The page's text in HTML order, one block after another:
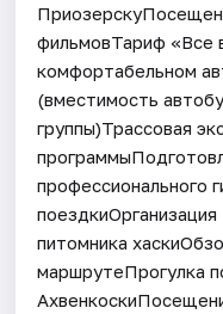
фильмовТариф «Все
комфортабельном
(вместимость
группы)Трассовая
профессионального
питомника
маршрутеПрогулка